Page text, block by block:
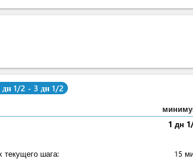
дн 1/2 - 3 дн 1/2
1 дн
текущего шага:
15